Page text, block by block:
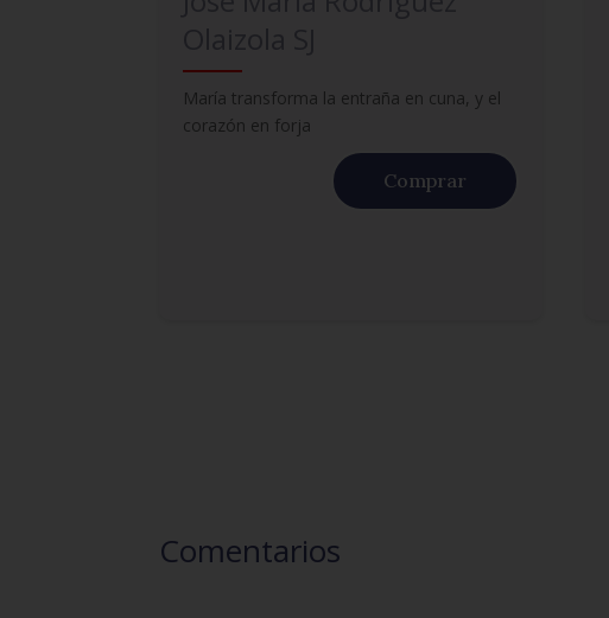
María transforma la entraña en cuna, y el
corazón en forja
Comprar
Comentarios